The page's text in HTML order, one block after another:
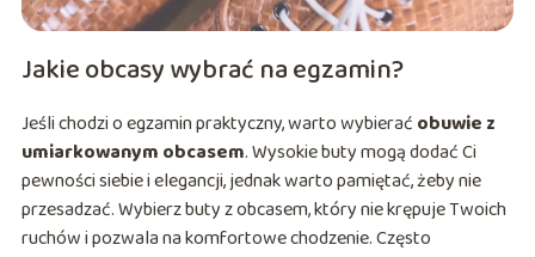
Jakie obcasy wybrać na egzamin?
Jeśli chodzi o egzamin praktyczny, warto wybierać obuwie z
umiarkowanym obcasem. Wysokie buty mogą dodać Ci
pewności siebie i elegancji, jednak warto pamiętać, żeby nie
przesadzać. Wybierz buty z obcasem, który nie krępuje Twoich
ruchów i pozwala na komfortowe chodzenie. Często